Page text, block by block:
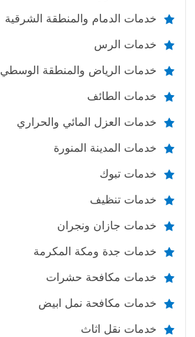
خدمات الدمام والمنطقة الشرقية
خدمات الرس
خدمات الرياض والمنطقة الوسطي
خدمات الطائف
خدمات العزل المائي والحراري
خدمات المدينة المنورة
خدمات تبوك
خدمات تنظيف
خدمات جازان ونجران
خدمات جدة ومكة المكرمة
خدمات مكافحة حشرات
خدمات مكافحة نمل ابيض
خدمات نقل اثاث